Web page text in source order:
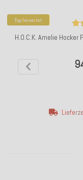
Top bewertet
H.O.C.K. Amelie